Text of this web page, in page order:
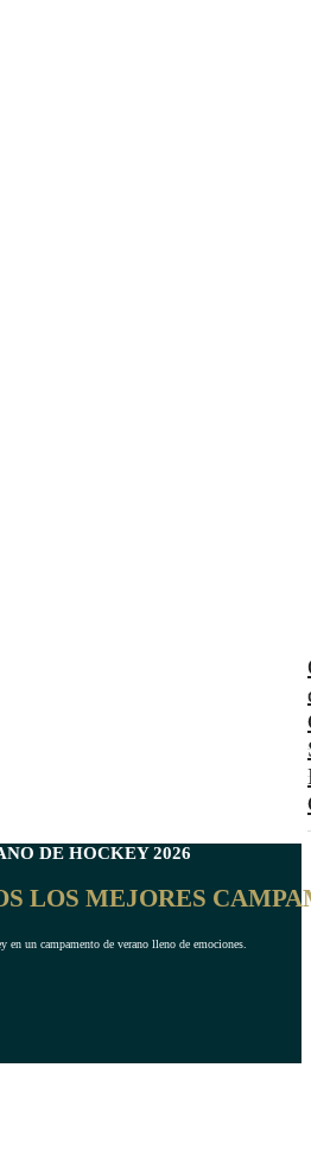
DE HOCKEY2026
LOS MEJORES
en un campamento de verano lleno de emociones.